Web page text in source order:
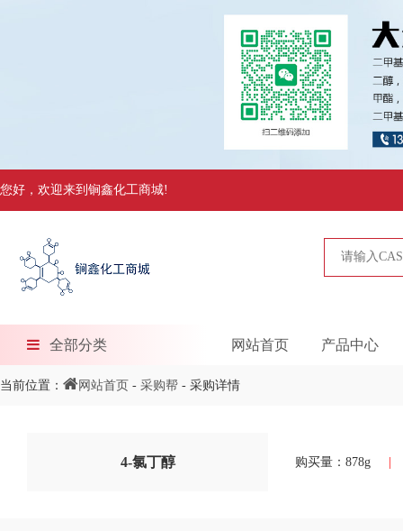
您好，欢迎来到锏鑫化工商城!
全部分类 网站首页 产品中心
当前位置： 网站首页 - 采购帮 - 采购详情
4-氯丁醇 购买量：878g